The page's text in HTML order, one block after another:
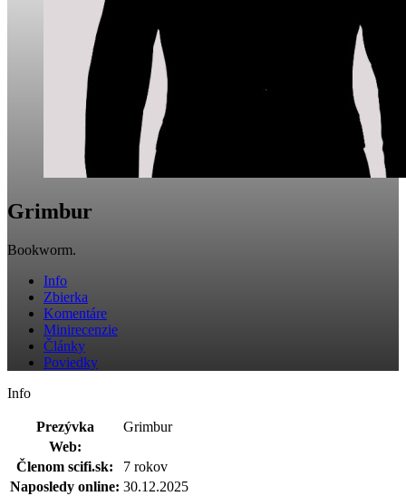
Grimbur
Bookworm.
Info
Zbierka
Komentáre
Minirecenzie
Články
Poviedky
Info
Prezývka
Grimbur
Web:
Členom scifi.sk:
7 rokov
Naposledy online: 30.12.2025